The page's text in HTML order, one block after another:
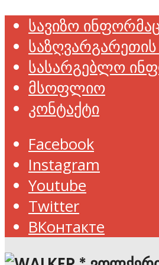
სავიზო
სასარგებლო
მსოფლიო
კონტაქტი
Facebook
Instagram
Youtube
Twitter
ВКонтакте